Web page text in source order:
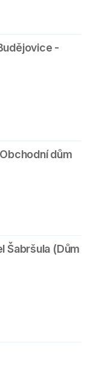
-
dům
Šabršula (Dům